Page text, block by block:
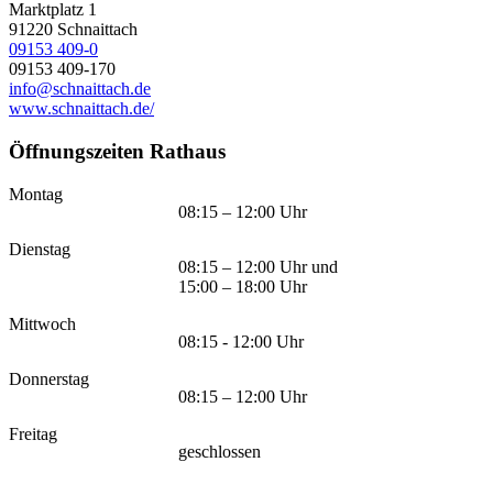
Marktplatz 1
91220 Schnaittach
09153 409-0
09153 409-170
info@schnaittach.de
www.schnaittach.de/
Öffnungszeiten Rathaus
Montag
08:15 – 12:00 Uhr
Dienstag
08:15 – 12:00 Uhr und
15:00 – 18:00 Uhr
Mittwoch
08:15 - 12:00 Uhr
Donnerstag
08:15 – 12:00 Uhr
Freitag
geschlossen